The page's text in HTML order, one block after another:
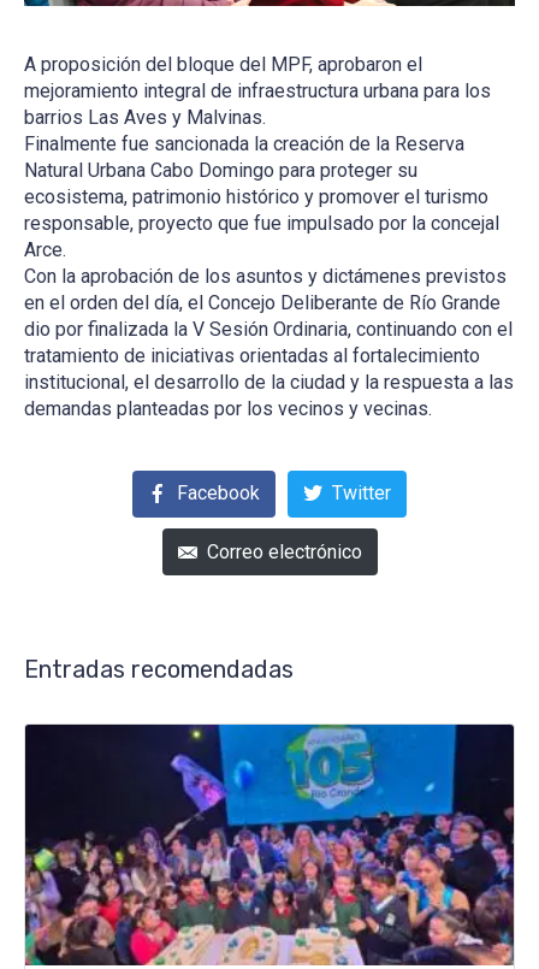
A proposición del bloque del MPF, aprobaron el
mejoramiento integral de infraestructura urbana para los
barrios Las Aves y Malvinas.
Finalmente fue sancionada la creación de la Reserva
Natural Urbana Cabo Domingo para proteger su
ecosistema, patrimonio histórico y promover el turismo
responsable, proyecto que fue impulsado por la concejal
Arce.
Con la aprobación de los asuntos y dictámenes previstos
en el orden del día, el Concejo Deliberante de Río Grande
dio por finalizada la V Sesión Ordinaria, continuando con el
tratamiento de iniciativas orientadas al fortalecimiento
institucional, el desarrollo de la ciudad y la respuesta a las
demandas planteadas por los vecinos y vecinas.
Facebook Twitter
Correo electrónico
Entradas recomendadas